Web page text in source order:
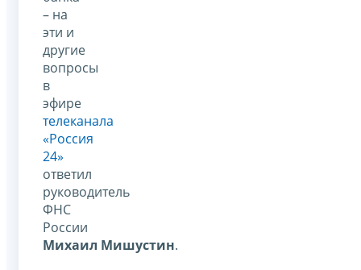
– на
эти и
другие
вопросы
в
эфире
телеканала
«Россия
24»
ответил
руководитель
ФНС
России
Михаил Мишустин.